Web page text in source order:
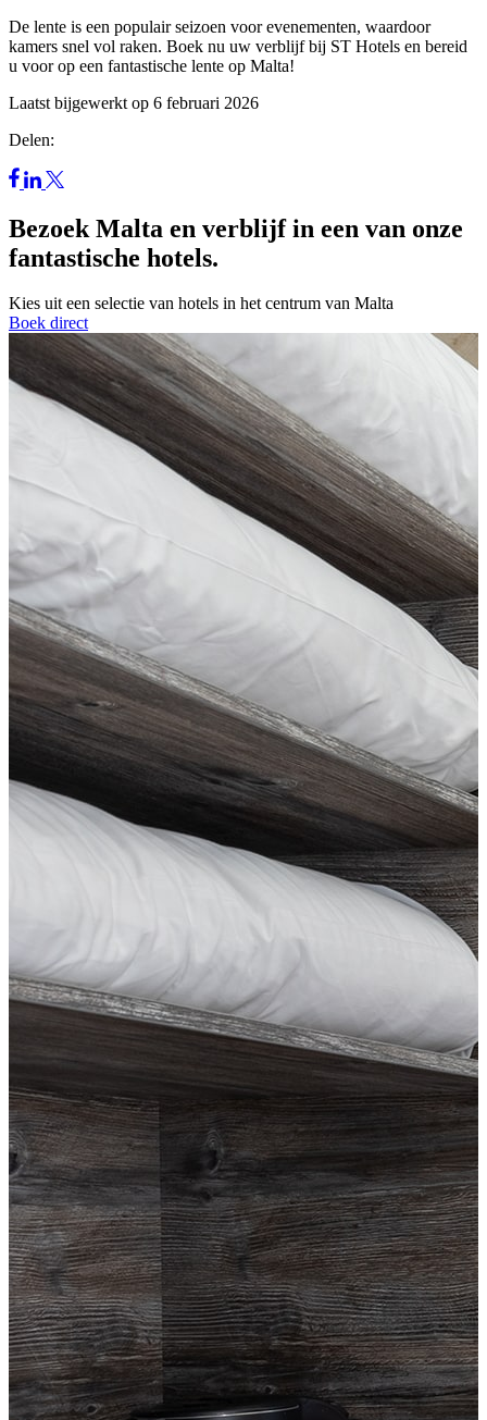
De lente is een populair seizoen voor evenementen, waardoor
kamers snel vol raken. Boek nu uw verblijf bij ST Hotels en bereid
u voor op een fantastische lente op Malta!
Laatst bijgewerkt op 6 februari 2026
Delen:
Bezoek Malta en verblijf in een van onze
fantastische hotels.
Kies uit een selectie van hotels in het centrum van Malta
Boek direct